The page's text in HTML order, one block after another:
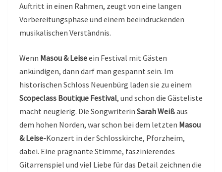
Auftritt in einen Rahmen, zeugt von eine langen
Vorbereitungsphase und einem beeindruckenden
musikalischen Verständnis.
Wenn Masou & Leiseein Festival mit Gästen
ankündigen, dann darf man gespannt sein. Im
historischen Schloss Neuenbürg laden sie zu einem
Scopeclass Boutique Festival, und schon die Gästeliste
macht neugierig. Die Songwriterin Sarah Weißaus
dem hohen Norden, war schon bei dem letzten Masou
& Leise-Konzert in der Schlosskirche, Pforzheim,
dabei. Eine prägnante Stimme, faszinierendes
Gitarrenspiel und viel Liebe für das Detail zeichnen die